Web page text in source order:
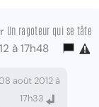
Un ragoteur qui se tâte
à 17h48
août 2012 à
17h33